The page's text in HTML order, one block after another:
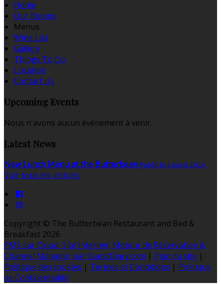
Home
Our Rooms
Menus
Wine List
Gallery
Things To Do
Location
Contact Us
Upcoming Events
Nous n'avons aucun événement à venir.
Latest News
New Lunch Menu at the Butterbean Publié le 8 juillet 2024
Voir tous les articles
Copyright © The Butterbean Restaurant and Bed &
Breakfast 2026
PMS sur Cloud, Site Internet, Moteur de Réservation &
Channel Manager par GuestDiary.com | Plan du site |
Politique des cookies | Termes et Conditions | Politique
de Confidentialité